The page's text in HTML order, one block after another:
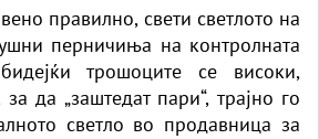
правилно, свети светлото на
перничиња на контролната
трошоците се високи,
да „заштедат пари“, трајно го
светло во продавница за